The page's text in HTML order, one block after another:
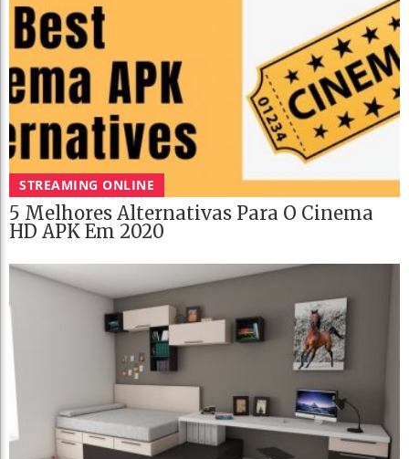
STREAMING ONLINE
5 Melhores Alternativas Para O Cinema
HD APK Em 2020